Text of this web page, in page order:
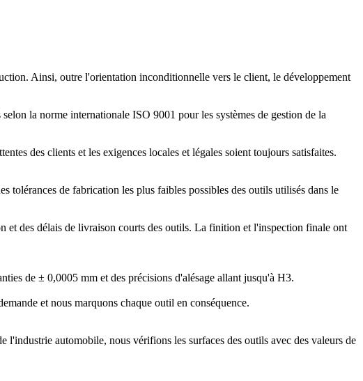
Ainsi, outre l'orientation inconditionnelle vers le client, le développement
la norme internationale ISO 9001 pour les systèmes de gestion de la
des clients et les exigences locales et légales soient toujours satisfaites.
tolérances de fabrication les plus faibles possibles des outils utilisés dans le
et des délais de livraison courts des outils. La finition et l'inspection finale ont
de ± 0,0005 mm et des précisions d'alésage allant jusqu'à H3.
et nous marquons chaque outil en conséquence.
automobile, nous vérifions les surfaces des outils avec des valeurs de